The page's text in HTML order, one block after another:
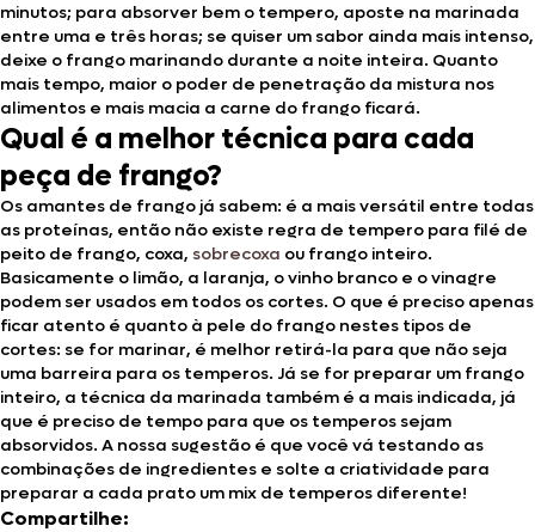
minutos; para absorver bem o tempero, aposte na marinada
entre uma e três horas; se quiser um sabor ainda mais intenso,
deixe o frango marinando durante a noite inteira. Quanto
mais tempo, maior o poder de penetração da mistura nos
alimentos e mais macia a carne do frango ficará.
Qual é a melhor técnica para cada
peça de frango?
Os amantes de frango já sabem: é a mais versátil entre todas
as proteínas, então não existe regra de tempero para filé de
peito de frango, coxa, sobrecoxa ou frango inteiro.
Basicamente o limão, a laranja, o vinho branco e o vinagre
podem ser usados em todos os cortes. O que é preciso apenas
ficar atento é quanto à pele do frango nestes tipos de
cortes: se for marinar, é melhor retirá-la para que não seja
uma barreira para os temperos. Já se for preparar um frango
inteiro, a técnica da marinada também é a mais indicada, já
que é preciso de tempo para que os temperos sejam
absorvidos. A nossa sugestão é que você vá testando as
combinações de ingredientes e solte a criatividade para
preparar a cada prato um mix de temperos diferente!
Compartilhe: